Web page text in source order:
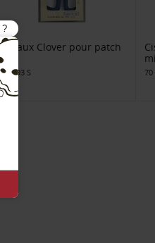
Clover pour patch
256 493 S 70